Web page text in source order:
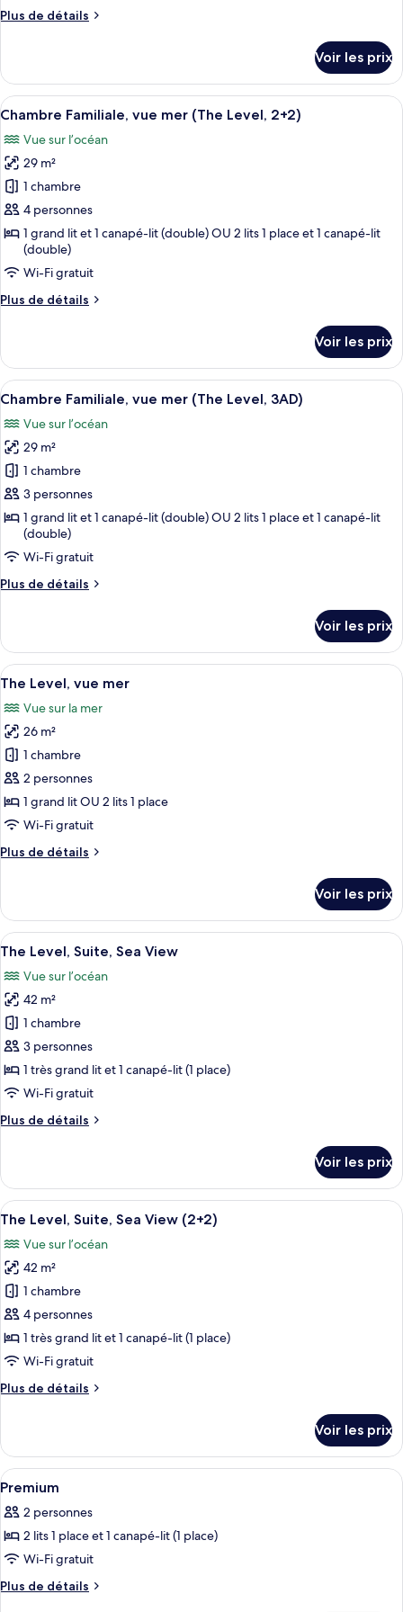
View
ce
chambre :
Connected
Family
Premium
Sea
View
Plus de détails
Plus
le
type
de
Connected
Family
Premium
Sea
View
Voir les prix
Afficher
toutes
les
photos
pour
ce
type
chambre :
Chambre
Familiale,
mer
(The
Level,
2+2)
Une chambre d’hôtel moderne
4
Chambre Familiale, vue mer (The Level, 2+2)
Vue sur l’océan
29 m²
1 chambre
4 personnes
1 grand lit et 1 canapé-lit (double) OU 2 lits 1 place et 1 canapé-lit
(double)
Wi-Fi gratuit
Plus de détails
Plus
le
type
de
Chambre
Familiale,
vue
mer
(The
Level,
2+2)
Voir les prix
Afficher
toutes
les
photos
pour
ce
type
chambre :
Chambre
Familiale,
mer
(The
Level,
3AD)
Une chambre d’hôtel moderne
4
Chambre Familiale, vue mer (The Level, 3AD)
Vue sur l’océan
29 m²
1 chambre
3 personnes
1 grand lit et 1 canapé-lit (double) OU 2 lits 1 place et 1 canapé-lit
(double)
Wi-Fi gratuit
Plus de détails
Plus
le
type
de
Chambre
Familiale,
vue
mer
(The
Level,
3AD)
Voir les prix
Afficher
toutes
les
photos
pour
ce
type
de
chambre :
The
mer
Une chambre d’hôtel avec deux
5
The Level, vue mer
Vue sur la mer
26 m²
1 chambre
2 personnes
1 grand lit OU 2 lits 1 place
Wi-Fi gratuit
Plus de détails
Plus
le
type
de
The
Level,
vue
mer
Voir les prix
Afficher
toutes
les
photos
pour
ce
type
de
chambre :
The
Sea
View
Une chambre d’hôtel moderne
3
The Level, Suite, Sea View
Vue sur l’océan
42 m²
1 chambre
3 personnes
1 très grand lit et 1 canapé-lit (1 place)
Wi-Fi gratuit
Plus de détails
Plus
le
type
de
The
Level,
Suite,
Sea
View
Voir les prix
Afficher
toutes
les
photos
pour
ce
type
de
chambre :
The
Sea
View
(2+2)
Une chambre d’hôtel moderne
3
The Level, Suite, Sea View (2+2)
Vue sur l’océan
42 m²
1 chambre
4 personnes
1 très grand lit et 1 canapé-lit (1 place)
Wi-Fi gratuit
Plus de détails
Plus
le
type
de
The
Level,
Sea
View
(2+2)
Voir les prix
Afficher
toutes
les
photos
pour
ce
Une chambre d’hôtel avec un grand
8
Premium
2 personnes
2 lits 1 place et 1 canapé-lit (1 place)
Wi-Fi gratuit
Plus de détails
Plus